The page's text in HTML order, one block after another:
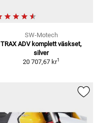
SW-Motech
TRAX ADV komplett väskset,
silver
20 707,67 kr1